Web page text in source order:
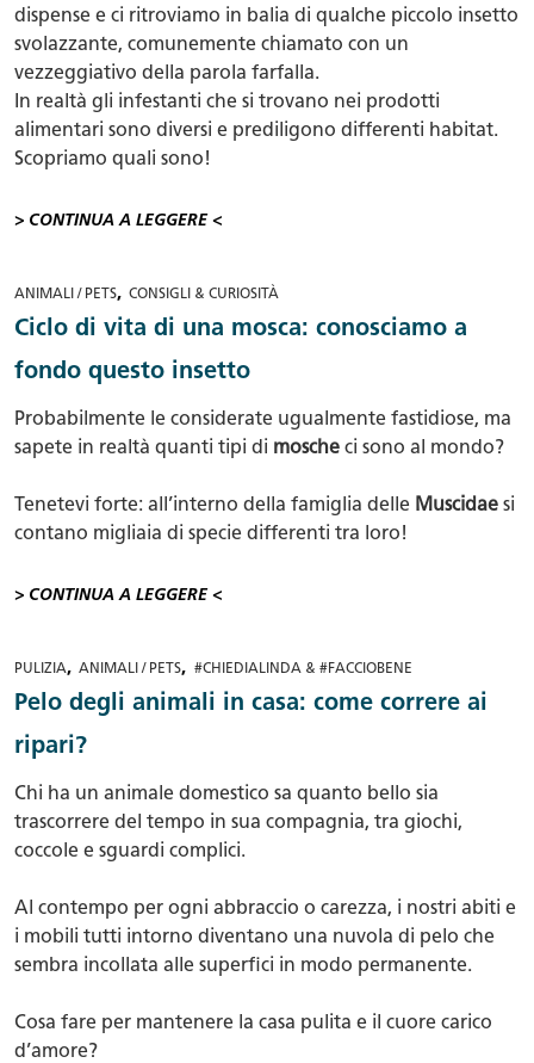
dispense e ci ritroviamo in balia di qualche piccolo insetto
svolazzante, comunemente chiamato con un
vezzeggiativo della parola farfalla.
In realtà gli infestanti che si trovano nei prodotti
alimentari sono diversi e prediligono differenti habitat.
Scopriamo quali sono!
> CONTINUA A LEGGERE <
ANIMALI / PETS,CONSIGLI & CURIOSITÀ
Ciclo di vita di una mosca: conosciamo a
fondo questo insetto
Probabilmente le considerate ugualmente fastidiose, ma
sapete in realtà quanti tipi di mosche ci sono al mondo?
Tenetevi forte: all’interno della famiglia delle Muscidae si
contano migliaia di specie differenti tra loro!
> CONTINUA A LEGGERE <
PULIZIA,ANIMALI / PETS, #CHIEDIALINDA & #FACCIOBENE
Pelo degli animali in casa: come correre ai
ripari?
Chi ha un animale domestico sa quanto bello sia
trascorrere del tempo in sua compagnia, tra giochi,
coccole e sguardi complici.
Al contempo per ogni abbraccio o carezza, i nostri abiti e
i mobili tutti intorno diventano una nuvola di pelo che
sembra incollata alle superfici in modo permanente.
Cosa fare per mantenere la casa pulita e il cuore carico
d’amore?